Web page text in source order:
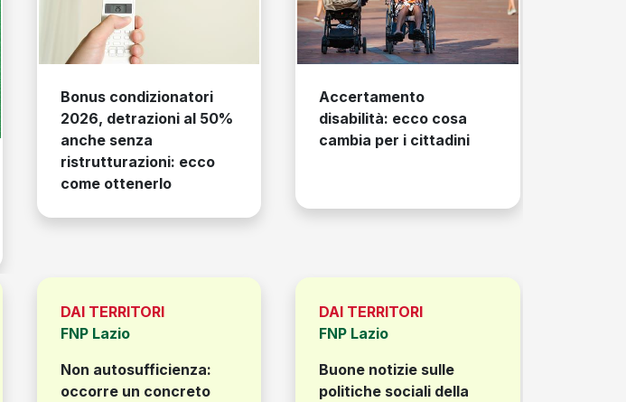
Bonus condizionatori
2026, detrazioni al 50%
anche senza
ristrutturazioni: ecco
come ottenerlo
Accertamento
disabilità: ecco cosa
cambia per i cittadini
DAI TERRITORI
FNP Lazio
Non autosufficienza:
occorre un concreto
DAI TERRITORI
FNP Lazio
Buone notizie sulle
politiche sociali della